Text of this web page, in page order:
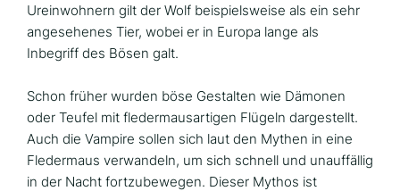
Ureinwohnern gilt der Wolf beispielsweise als ein sehr
angesehenes Tier, wobei er in Europa lange als
Inbegriff des Bösen galt.
Schon früher wurden böse Gestalten wie Dämonen
oder Teufel mit fledermausartigen Flügeln dargestellt.
Auch die Vampire sollen sich laut den Mythen in eine
Fledermaus verwandeln, um sich schnell und unauffällig
in der Nacht fortzubewegen. Dieser Mythos ist